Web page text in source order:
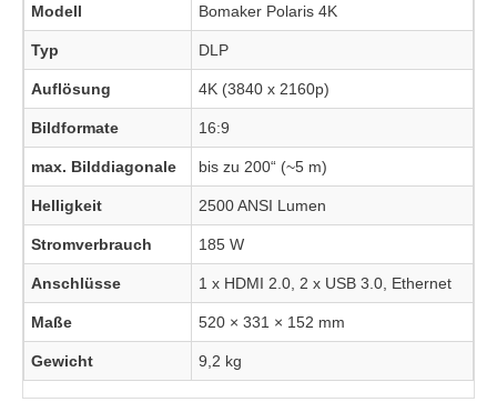
Modell Bomaker Polaris 4K
Typ DLP
Auflösung 4K (3840 x 2160p)
Bildformate 16:9
max. Bilddiagonale bis zu 200“ (~5 m)
Helligkeit 2500 ANSI Lumen
Stromverbrauch 185 W
Anschlüsse 1 x HDMI 2.0, 2 x USB 3.0, Ethernet
Maße 520 × 331 × 152 mm
Gewicht 9,2 kg